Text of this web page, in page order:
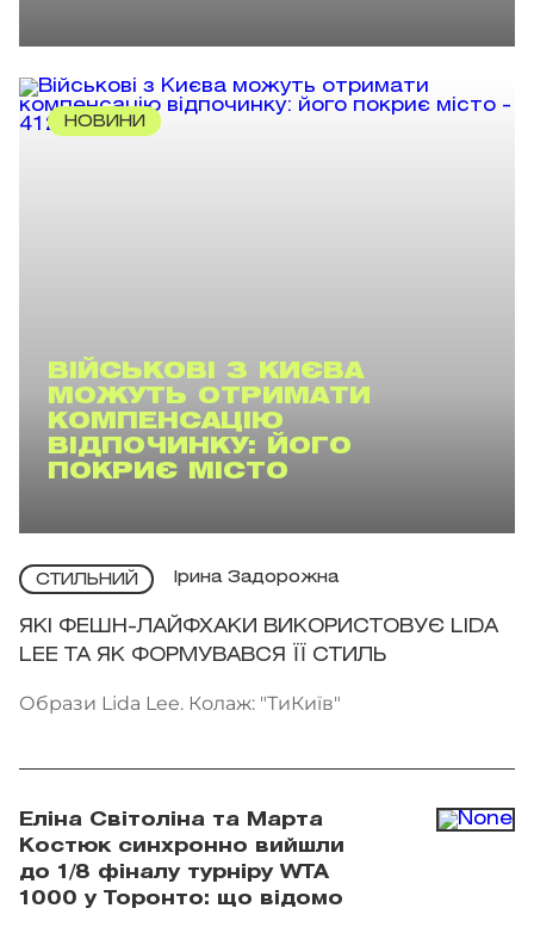
НОВИНИ
ВІЙСЬКОВІ З КИЄВА
МОЖУТЬ ОТРИМАТИ
КОМПЕНСАЦІЮ
ВІДПОЧИНКУ: ЙОГО
ПОКРИЄ МІСТО
СТИЛЬНИЙ Ірина Задорожна
ЯКІ ФЕШН-ЛАЙФХАКИ ВИКОРИСТОВУЄ LIDA
LEE ТА ЯК ФОРМУВАВСЯ ЇЇ СТИЛЬ
Образи Lida Lee. Колаж: "ТиКиїв"
Еліна Світоліна та Марта
Костюк синхронно вийшли
до 1/8 фіналу турніру WTA
1000 у Торонто: що відомо